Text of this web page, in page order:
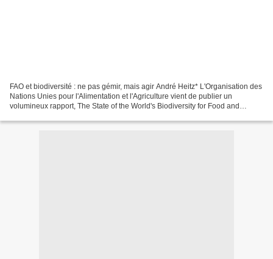
FAO et biodiversité : ne pas gémir, mais agir André Heitz* L'Organisation des
Nations Unies pour l'Alimentation et l'Agriculture vient de publier un
volumineux rapport, The State of the World's Biodiversity for Food and